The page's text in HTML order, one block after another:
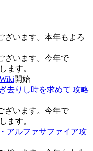
ざいます。本年もよろ
ざいます。今年で
ます。
開始
去りし時を求めて 攻略
ざいます。今年で
ます。
アルファサファイア攻